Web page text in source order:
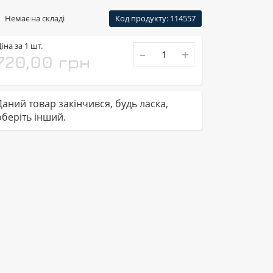
Немає на складі Код продукту: 114557
за 1 шт.
грн - +
товар закінчився, будь ласка,
інший.